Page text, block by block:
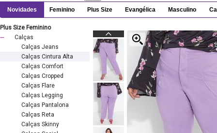
Novidades Feminino Plus Size Evangélica Masculino
Plus Size Feminino
Calças
Calças Jeans
Calças Cintura Alta
Calças Comfort
Calças Cropped
Calças Flare
Calças Legging
Calças Pantalona
Calças Reta
Calças Skinny